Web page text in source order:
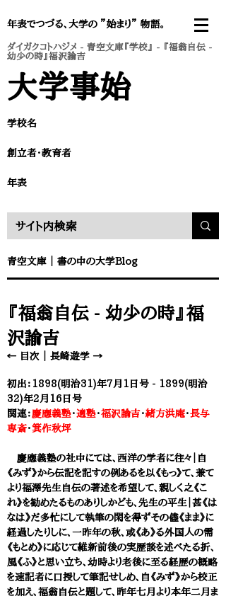
年表でつづる、大学の ”始まり” 物語。
ダイガクコトハジメ - 青空文庫『学校』 - 『福翁自伝 -
幼少の時』福沢諭吉
​大学事始
学校名
​創立者・教育者
​年表
​青空文庫 書の中の大学Blog
『福翁自伝 - 幼少の時』福
沢諭吉
← 目次 長崎遊学 →​
初出：1898(明治31)年7月1日号 - 1899(明治
32)年2月16日号
関連：慶應義塾・適塾・福沢諭吉・緒方洪庵・長与
専斎・箕作秋坪
慶應義塾の社中にては、西洋の学者に往々｜自
《みず》から伝記を記すの例あるを以《もっ》て、兼て
より福澤先生自伝の著述を希望して、親しく之《こ
れ》を勧めたるものありしかども、先生の平生｜甚《は
なは》だ多忙にして執筆の閑を得ずその儘《まま》に
経過したりしに、一昨年の秋、或《あ》る外国人の需
《もとめ》に応じて維新前後の実歴談を述べたる折、
風《ふ》と思い立ち、幼時より老後に至る経歴の概略
を速記者に口授して筆記せしめ、自《みず》から校正
を加え、福翁自伝と題して、昨年七月より本年二月ま